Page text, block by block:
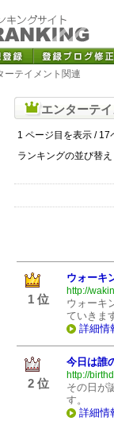
ーテイメント関連
エンターテ
1 ページ目を表示 /
ランキングの並び替え
1 位
ウォーキ
http://
ウォーキ
ていきま
詳細情
2 位
今日は誰
http://
その日が
す。
詳細情